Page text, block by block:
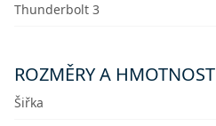
Thunderbolt 3
ROZMĚRY A HMOTNOST
Šiřka